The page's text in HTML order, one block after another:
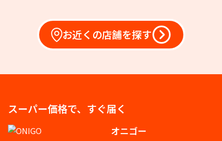
お近くの店舗を探す
スーパー価格で、すぐ届く
オニゴー